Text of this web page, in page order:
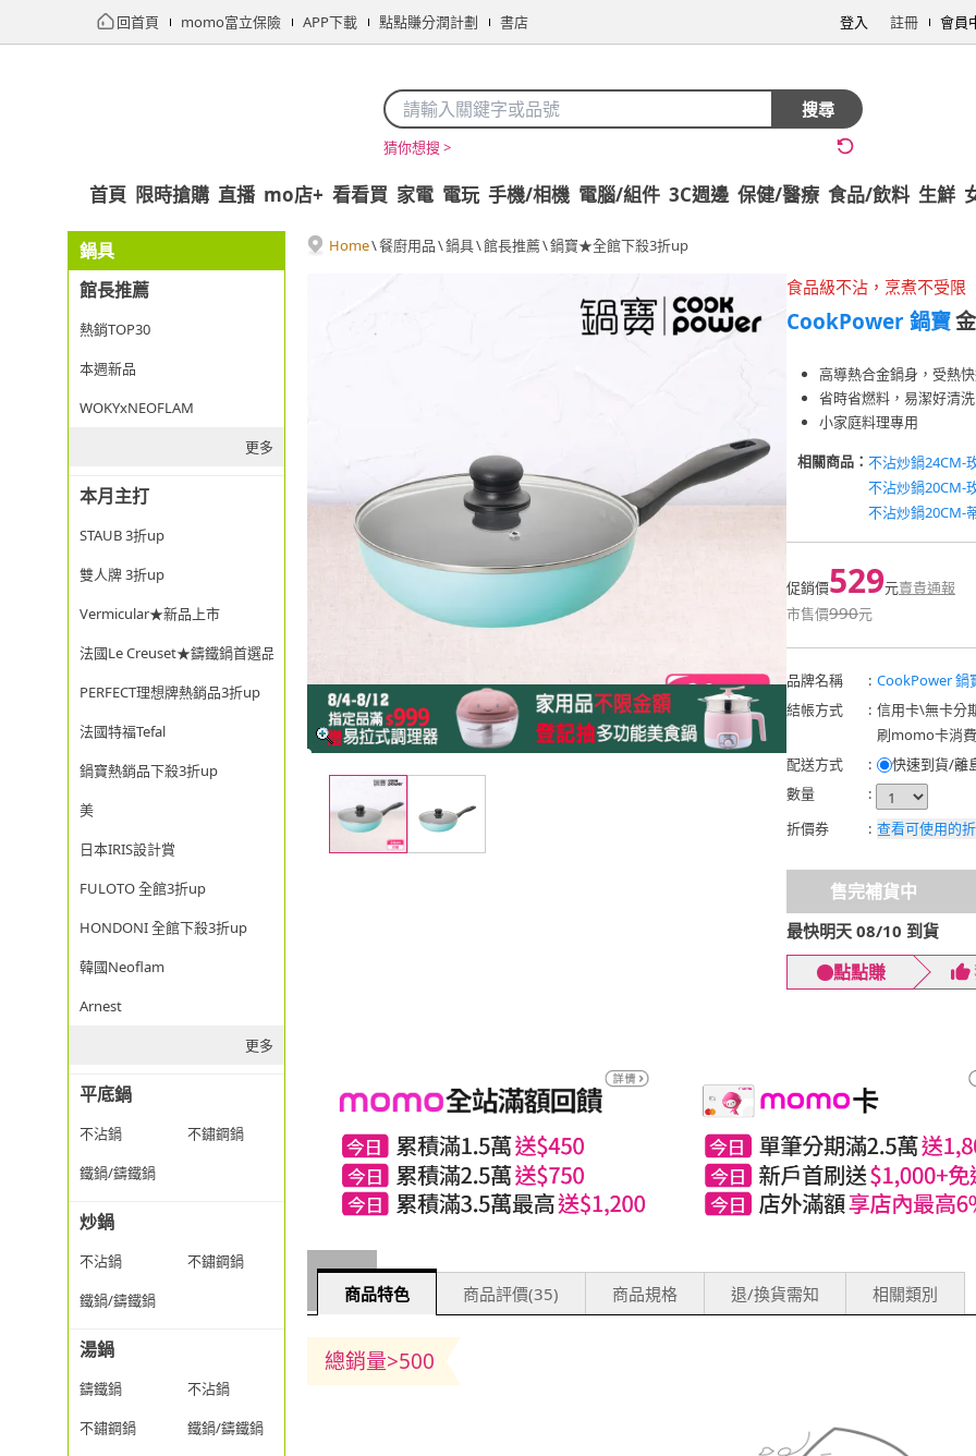
回首頁 momo富立保險 APP下載 點點賺分潤計劃 書店 登入 註冊 會員
搜尋
猜你想搜 >
首頁 限時搶購 直播 mo店+ 看看買 家電 電玩 手機/相機 電腦/組件 3C週邊 保健/醫療 食品/飲料 生鮮
鍋具
館長推薦
熱銷TOP30
本週新品
WOKYxNEOFLAM
更多
本月主打
STAUB 3折up
雙人牌 3折up
Vermicular★新品上市
法國Le Creuset★鑄鐵鍋首選品牌
PERFECT理想牌熱銷品3折up
法國特福Tefal
鍋寶熱銷品下殺3折up
美
日本IRIS設計賞
FULOTO 全館3折up
HONDONI 全館下殺3折up
韓國Neoflam
Arnest
更多
平底鍋
不沾鍋
不鏽鋼鍋
鐵鍋/鑄鐵鍋
炒鍋
不沾鍋
不鏽鋼鍋
鐵鍋/鑄鐵鍋
湯鍋
鑄鐵鍋
不沾鍋
不鏽鋼鍋
鐵鍋/鑄鐵鍋
Home\餐廚用品\鍋具\館長推薦\鍋寶★全館下殺3折up
食品級不沾，烹煮不受限
CookPower 鍋寶
高導熱合金鍋身，受熱
省時省燃料，易潔好清洗
小家庭料理專用
相關商品： 不沾炒鍋24CM-
不沾炒鍋20CM-
不沾炒鍋20CM-
促銷價529元賣貴通報
市售價990元
品牌名稱 : CookPower 鍋
結帳方式
: 信用卡\無卡分
刷momo卡消
配送方式
: 快速到貨/離
數量
:
折價券
: 查看可使用的
售完補貨中
最快明天 08/10 到貨
點點賺
商品特色 商品評價(35) 商品規格 退/換貨需知 相關類別
總銷量>500